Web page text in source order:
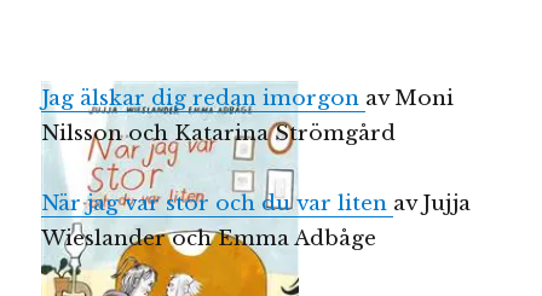
Jag älskar dig redan imorgon av Moni
Nilsson och Katarina Strömgård
När jag var stor och du var liten av Jujja
Wieslander och Emma Adbåge